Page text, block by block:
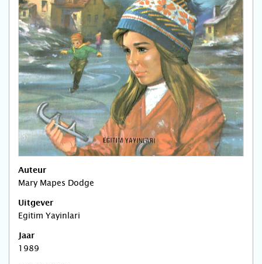
Auteur
Mary Mapes Dodge
Uitgever
Egitim Yayinlari
Jaar
1989